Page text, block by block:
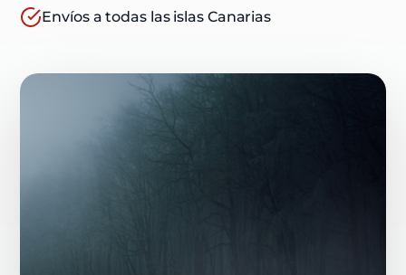
Envíos a todas las islas Canarias